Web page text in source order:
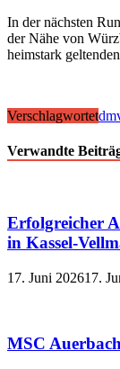
In der nächsten
der Nähe von
heimstark
Verschlagwortet
Verwandte
Erfolgreicher
in Kassel-
17. Juni 202617.
MSC